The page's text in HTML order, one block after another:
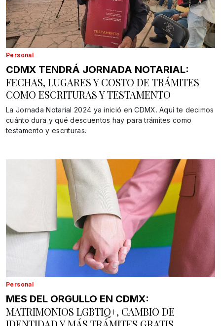
Personal
CDMX TENDRÁ JORNADA NOTARIAL:
FECHAS, LUGARES Y COSTO DE TRÁMITES
COMO ESCRITURAS Y TESTAMENTO
La Jornada Notarial 2024 ya inició en CDMX. Aquí te decimos
cuánto dura y qué descuentos hay para trámites como
testamento y escrituras.
Personal
MES DEL ORGULLO EN CDMX:
MATRIMONIOS LGBTIQ+, CAMBIO DE